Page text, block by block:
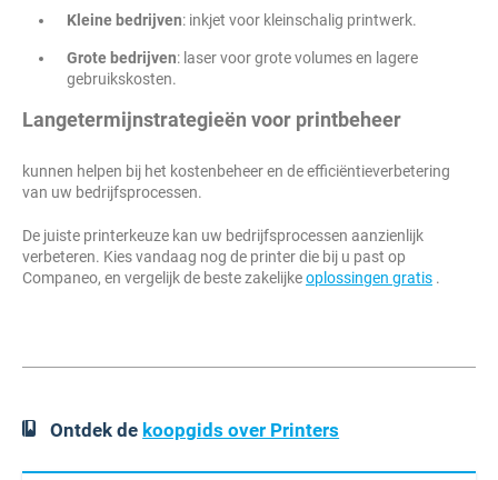
Kleine bedrijven: inkjet voor kleinschalig printwerk.
Grote bedrijven: laser voor grote volumes en lagere
gebruikskosten.
Langetermijnstrategieën voor printbeheer
kunnen helpen bij het kostenbeheer en de efficiëntieverbetering
van uw bedrijfsprocessen.
De juiste printerkeuze kan uw bedrijfsprocessen aanzienlijk
verbeteren. Kies vandaag nog de printer die bij u past op
Companeo, en vergelijk de beste zakelijkeoplossingen gratis .
Ontdek de koopgids over Printers